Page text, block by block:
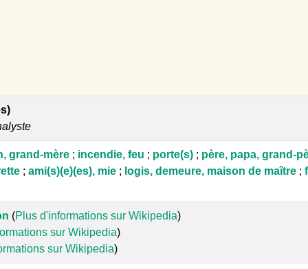
grand-mère ; incendie, feu ; porte(s) ; père, papa, grand-
; ami(s)(e)(es), mie ; logis, demeure, maison de maître ;
(Plus d'informations sur Wikipedia)
sur Wikipedia)
sur Wikipedia)